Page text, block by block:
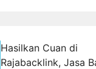
Hasilkan Cuan di
Rajabacklink, Jasa